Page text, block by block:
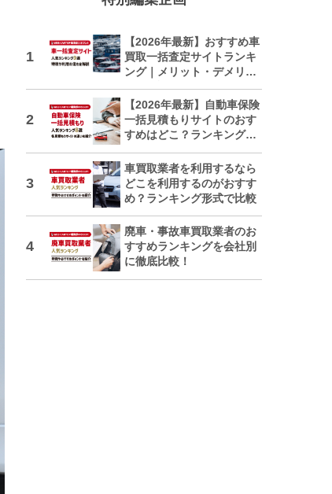
【2026年最新】おすすめ車
買取一括査定サイトランキ
ング｜メリット・デメリッ
トも解説
【2026年最新】自動車保険
一括見積もりサイトのおす
すめはどこ？ランキングで
車買取業者を利用するなら
どこを利用するのがおすす
め？ランキング形式で比較
廃車・事故車買取業者のお
すすめランキングを会社別
に徹底比較！